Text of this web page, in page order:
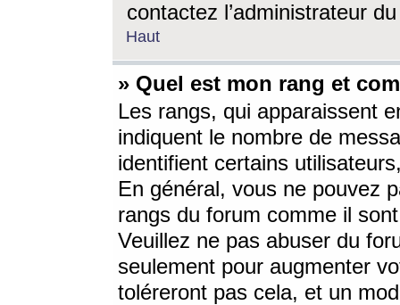
contactez l’administrateur
Haut
» Quel est mon rang et
Les rangs, qui apparaissent
indiquent le nombre de
identifient certains
En général, vous ne pouvez
rangs du forum comme il
Veuillez ne pas abuser du
seulement pour augmenter
toléreront pas cela, et un